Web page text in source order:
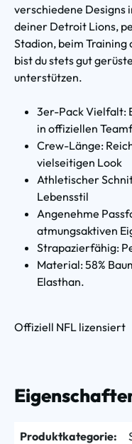
verschiedene Designs
deiner Detroit Lions,
Stadion, beim Training
bist du stets gut
unterstützen.
3er-Pack Vielfalt:
in offiziellen
Crew-Länge:
vielseitigen Look
Athletischer
Lebensstil
Angenehme
atmungsaktiven
Strapazierfähig:
Material: 58%
Elasthan.
Offiziell NFL lizensiert
Produktkategorie: